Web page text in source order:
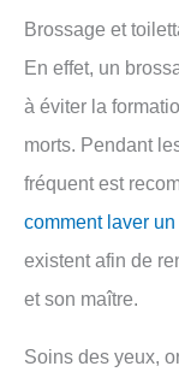
Brossage et
En effet, un
à éviter la
morts. Pendant
fréquent est
comment laver
existent afin de
et son maître.
Soins des yeux,